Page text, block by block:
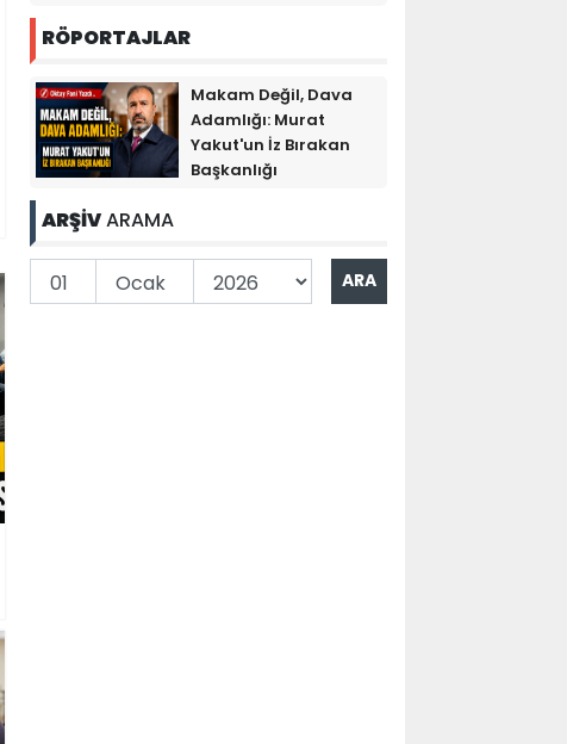
RÖPORTAJLAR
Makam Değil, Dava
Adamlığı: Murat
Yakut'un İz Bırakan
Başkanlığı
ARŞİVARAMA